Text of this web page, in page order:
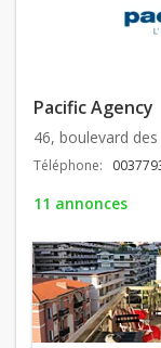
Pacific Agency
46, boulevard
Téléphone:
11 annonces